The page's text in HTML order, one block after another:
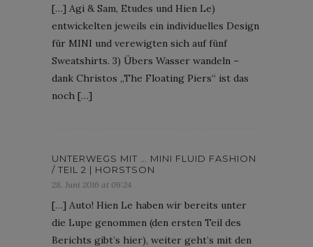
[…] Agi & Sam, Etudes und Hien Le)
entwickelten jeweils ein individuelles Design
für MINI und verewigten sich auf fünf
Sweatshirts. 3) Übers Wasser wandeln –
dank Christos „The Floating Piers“ ist das
noch […]
UNTERWEGS MIT … MINI FLUID FASHION
/ TEIL 2 | HORSTSON
28. Juni 2016 at 09:24
[…] Auto! Hien Le haben wir bereits unter
die Lupe genommen (den ersten Teil des
Berichts gibt’s hier), weiter geht’s mit den